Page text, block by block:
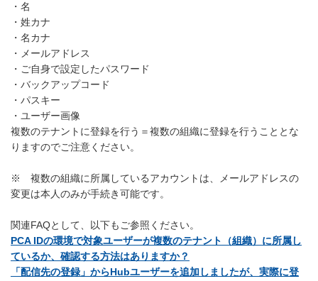
・名
・姓カナ
・名カナ
・メールアドレス
・ご自身で設定したパスワード
・バックアップコード
・パスキー
・ユーザー画像
複数のテナントに登録を行う＝複数の組織に登録を行うこととな
りますのでご注意ください。
※ 複数の組織に所属しているアカウントは、メールアドレスの
変更は本人のみが手続き可能です。
関連FAQとして、以下もご参照ください。
PCA IDの環境で対象ユーザーが複数のテナント（組織）に所属し
ているか、確認する方法はありますか？
「配信先の登録」からHubユーザーを追加しましたが、実際に登